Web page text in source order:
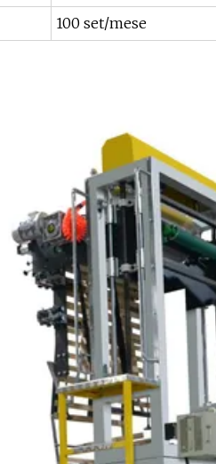
100 set/mese